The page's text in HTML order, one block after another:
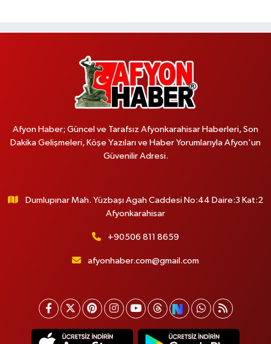
Afyon Haber; Güncel ve Tarafsız Afyonkarahisar Haberleri, Son
Dakika Gelişmeleri, Köşe Yazıları ve Haber Yorumlarıyla Afyon'un
Güvenilir Adresi.
Dumlupınar Mah. Yüzbaşı Agah Caddesi No:44 Daire:3 Kat:2
Afyonkarahisar
+90506 811 8659
afyonhaber.com@gmail.com